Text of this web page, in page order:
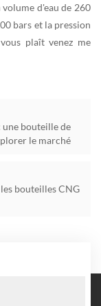
d'eau de 260
bars et la pression
plaît venez me
une bouteille de
le marché
bouteilles CNG